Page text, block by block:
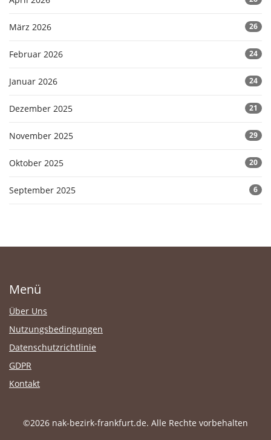
März 2026 26
Februar 2026 24
Januar 2026 24
Dezember 2025 21
November 2025 29
Oktober 2025 20
September 2025 6
Menü
Über Uns
Nutzungsbedingungen
Datenschutzrichtlinie
GDPR
Kontakt
©2026 nak-bezirk-frankfurt.de. Alle Rechte vorbehalten